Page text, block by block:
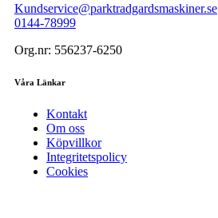
Kundservice@parktradgardsmaskiner.se
0144-78999
Org.nr: 556237-6250
Våra Länkar
Kontakt
Om oss
Köpvillkor
Integritetspolicy
Cookies